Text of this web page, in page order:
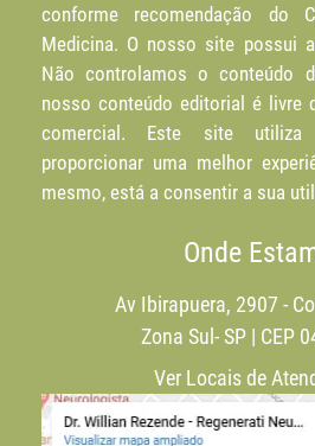
conforme recomendação do
Medicina. O nosso site possui
Não controlamos o conteúdo
nosso conteúdo editorial é livre
comercial. Este site
proporcionar uma melhor
mesmo, está a consentir a sua
Onde
Av Ibirapuera, 2907 -
Zona Sul- SP | CEP
Ver Locais de